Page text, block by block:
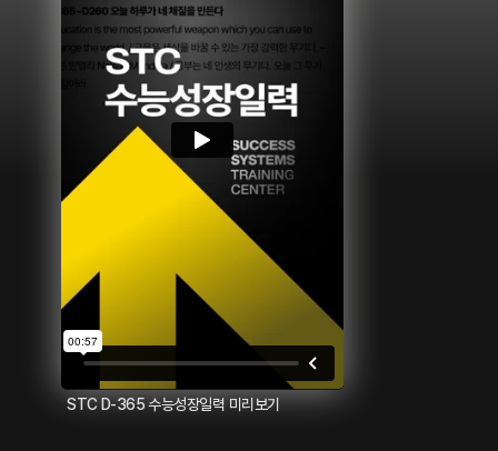
STC D-365 수능성장일력 미리보기